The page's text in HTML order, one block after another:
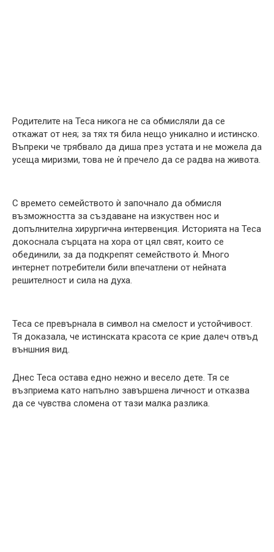
Родителите на Теса никога не са обмисляли да се
откажат от нея; за тях тя била нещо уникално и истинско.
Въпреки че трябвало да диша през устата и не можела да
усеща миризми, това не ѝ пречело да се радва на живота.
С времето семейството ѝ започнало да обмисля
възможността за създаване на изкуствен нос и
допълнителна хирургична интервенция. Историята на Теса
докоснала сърцата на хора от цял свят, които се
обединили, за да подкрепят семейството ѝ. Много
интернет потребители били впечатлени от нейната
решителност и сила на духа.
Теса се превърнала в символ на смелост и устойчивост.
Тя доказала, че истинската красота се крие далеч отвъд
външния вид.
Днес Теса остава едно нежно и весело дете. Тя се
възприема като напълно завършена личност и отказва
да се чувства сломена от тази малка разлика.